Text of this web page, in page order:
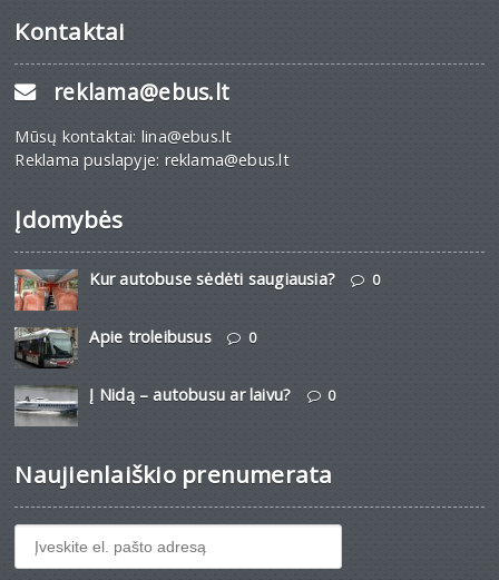
Kontaktai
reklama@ebus.lt
Mūsų kontaktai: lina@ebus.lt
Reklama puslapyje: reklama@ebus.lt
Įdomybės
Kur autobuse sėdėti saugiausia? 0
Apie troleibusus 0
Į Nidą – autobusu ar laivu? 0
Naujienlaiškio prenumerata